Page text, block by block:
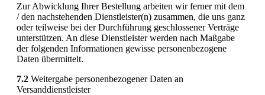
Zur Abwicklung Ihrer Bestellung arbeiten wir ferner mit dem
/ den nachstehenden Dienstleister(n) zusammen, die uns ganz
oder teilweise bei der Durchführung geschlossener Verträge
unterstützen. An diese Dienstleister werden nach Maßgabe
der folgenden Informationen gewisse personenbezogene
Daten übermittelt.
7.2 Weitergabe personenbezogener Daten an
Versanddienstleister